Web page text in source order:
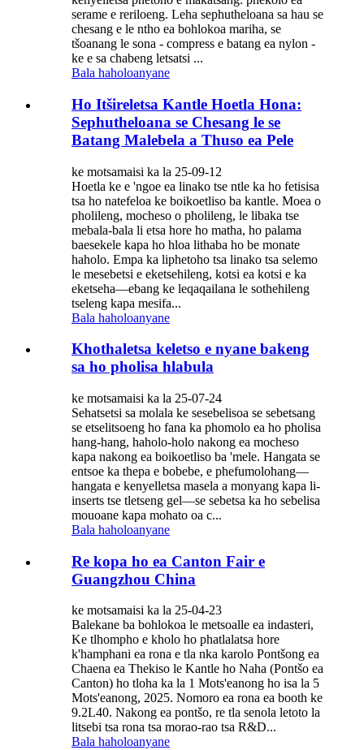
serame e reriloeng. Leha sephutheloana sa hau se
chesang e le ntho ea bohlokoa mariha, se
tšoanang le sona - compress e batang ea nylon -
ke e sa chabeng letsatsi ...
Bala haholoanyane
Ho Itšireletsa Kantle Hoetla Hona:
Sephutheloana se Chesang le se
Batang Malebela a Thuso ea Pele
ke motsamaisi ka la 25-09-12
Hoetla ke e 'ngoe ea linako tse ntle ka ho fetisisa
tsa ho natefeloa ke boikoetliso ba kantle. Moea o
pholileng, mocheso o pholileng, le libaka tse
mebala-bala li etsa hore ho matha, ho palama
baesekele kapa ho hloa lithaba ho be monate
haholo. Empa ka liphetoho tsa linako tsa selemo
le mesebetsi e eketsehileng, kotsi ea kotsi e ka
eketseha—ebang ke leqaqailana le sothehileng
tseleng kapa mesifa...
Bala haholoanyane
Khothaletsa keletso e nyane bakeng
sa ho pholisa hlabula
ke motsamaisi ka la 25-07-24
Sehatsetsi sa molala ke sesebelisoa se sebetsang
se etselitsoeng ho fana ka phomolo ea ho pholisa
hang-hang, haholo-holo nakong ea mocheso
kapa nakong ea boikoetliso ba 'mele. Hangata se
entsoe ka thepa e bobebe, e phefumolohang—
hangata e kenyelletsa masela a monyang kapa li-
inserts tse tletseng gel—se sebetsa ka ho sebelisa
mouoane kapa mohato oa c...
Bala haholoanyane
Re kopa ho ea Canton Fair e
Guangzhou China
ke motsamaisi ka la 25-04-23
Balekane ba bohlokoa le metsoalle ea indasteri,
Ke tlhompho e kholo ho phatlalatsa hore
k'hamphani ea rona e tla nka karolo Pontšong ea
Chaena ea Thekiso le Kantle ho Naha (Pontšo ea
Canton) ho tloha ka la 1 Mots'eanong ho isa la 5
Mots'eanong, 2025. Nomoro ea rona ea booth ke
9.2L40. Nakong ea pontšo, re tla senola letoto la
litsebi tsa rona tsa morao-rao tsa R&D...
Bala haholoanyane